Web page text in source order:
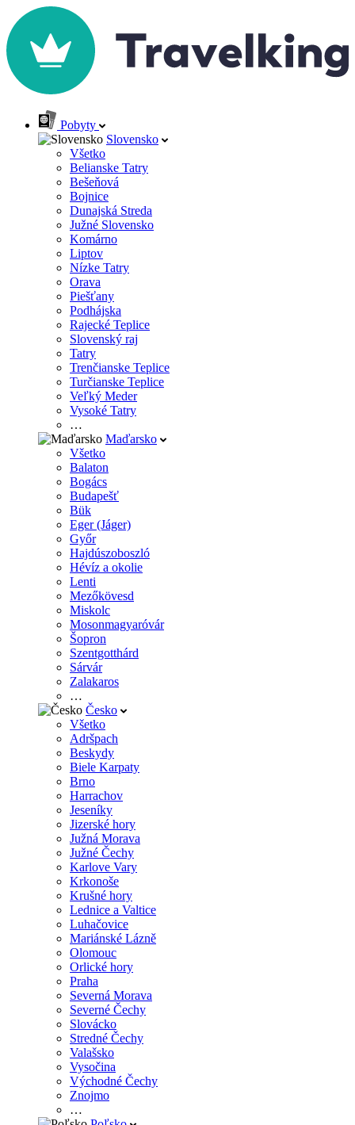
Pobyty
Slovensko
Všetko
Belianske Tatry
Bešeňová
Bojnice
Dunajská Streda
Južné Slovensko
Komárno
Liptov
Nízke Tatry
Orava
Piešťany
Podhájska
Rajecké Teplice
Slovenský raj
Tatry
Trenčianske Teplice
Turčianske Teplice
Veľký Meder
Vysoké Tatry
…
Maďarsko
Všetko
Balaton
Bogács
Budapešť
Bük
Eger (Jáger)
Győr
Hajdúszoboszló
Hévíz a okolie
Lenti
Mezőkövesd
Miskolc
Mosonmagyaróvár
Šopron
Szentgotthárd
Sárvár
Zalakaros
…
Česko
Všetko
Adršpach
Beskydy
Biele Karpaty
Brno
Harrachov
Jeseníky
Jizerské hory
Južná Morava
Južné Čechy
Karlove Vary
Krkonoše
Krušné hory
Lednice a Valtice
Luhačovice
Mariánské Lázně
Olomouc
Orlické hory
Praha
Severná Morava
Severné Čechy
Slovácko
Stredné Čechy
Valašsko
Vysočina
Východné Čechy
Znojmo
…